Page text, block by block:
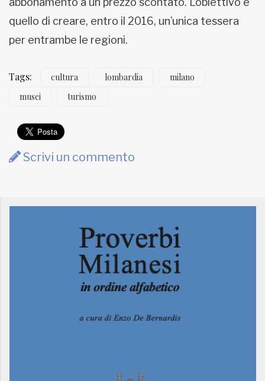
quello di creare, entro il 2016, un’unica tessera
per entrambe le regioni.
Tags: cultura lombardia
milano
musei
turismo
Scrivi un commento